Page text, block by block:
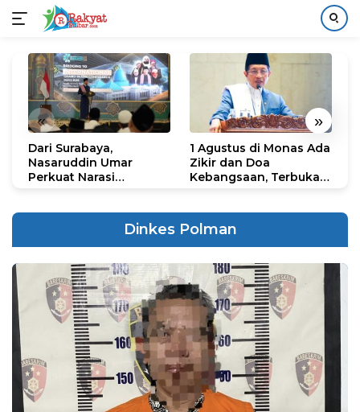
konten
« »
Dari Surabaya,
Nasaruddin Umar
Perkuat Narasi
1 Agustus di Monas Ada
Zikir dan Doa
Kebangsaan, Terbuka
Dinkes Polman